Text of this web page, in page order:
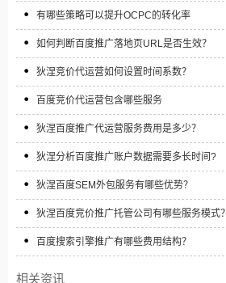
有哪些策略可以提升OCPC的转化率
如何判断百度推广落地页URL是否生效？
狄涅竞价代运营如何设置时间系数？
百度竞价代运营包含哪些服务
狄涅百度推广代运营服务费用是多少？
狄涅分析百度推广账户数据需要多长时间?
狄涅百度SEM外包服务有哪些优势？
狄涅百度竞价推广托管公司有哪些服务模式？
百度搜索引擎推广有哪些费用结构？
相关资讯